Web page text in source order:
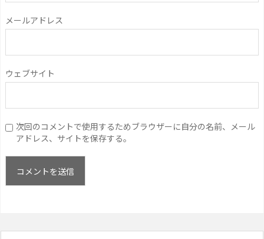
メールアドレス
ウェブサイト
次回のコメントで使用するためブラウザーに自分の名前、メール
アドレス、サイトを保存する。